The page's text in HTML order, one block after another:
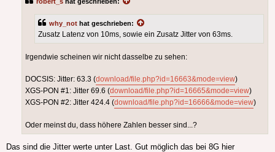
why_not hat geschrieben:
Zusatz Latenz von 10ms, sowie ein Zusatz Jitter von 63ms.
Irgendwie scheinen wir nicht dasselbe zu sehen:
DOCSIS: Jitter: 63.3 (download/file.php?id=16663&mode=view)
XGS-PON #1: Jitter 69.6 (download/file.php?id=16665&mode=view)
XGS-PON #2: Jitter 424.4 (download/file.php?id=16666&mode=view)
Oder meinst du, dass höhere Zahlen besser sind...?
Das sind die Jitter werte unter Last. Gut möglich das bei 8G hier